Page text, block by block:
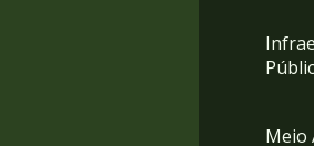
Meio